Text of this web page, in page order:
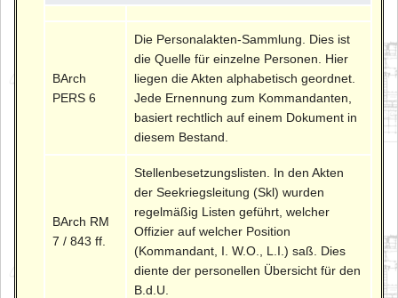
BArch
PERS 6
Die Personalakten-Sammlung. Dies ist
die Quelle für einzelne Personen. Hier
liegen die Akten alphabetisch geordnet.
Jede Ernennung zum Kommandanten,
basiert rechtlich auf einem Dokument in
diesem Bestand.
BArch RM
7 / 843 ff.
Stellenbesetzungslisten. In den Akten
der Seekriegsleitung (Skl) wurden
regelmäßig Listen geführt, welcher
Offizier auf welcher Position
(Kommandant, I. W.O., L.I.) saß. Dies
diente der personellen Übersicht für den
B.d.U.